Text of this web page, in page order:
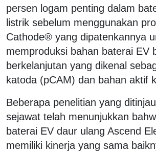
persen logam penting dalam
listrik sebelum menggunakan
Cathode® yang dipatenkannya
memproduksi bahan baterai EV
berkelanjutan yang dikenal
katoda (pCAM) dan bahan aktif
Beberapa penelitian yang
sejawat telah menunjukkan
baterai EV daur ulang Ascend
memiliki kinerja yang sama